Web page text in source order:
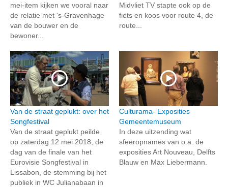
mei-item kijken we vooral naar
de relatie met 's-Gravenhage
van de bouwer en de
bewoner...
Midvliet TV stapte ook op de
fiets en koos voor route 4, de
route...
Van de straat geplukt: over het
Songfestival
Van de straat geplukt peilde
op zaterdag 12 mei 2018, de
dag van de finale van het
Eurovisie Songfestival in
Lissabon, de stemming bij het
publiek in WC Julianabaan in
Culturama- Exposities
Gemeentemuseum
In deze uitzending wat
sfeeropnames van o.a. de
exposities Art Nouveau, Delfts
Blauw en Max Liebermann.